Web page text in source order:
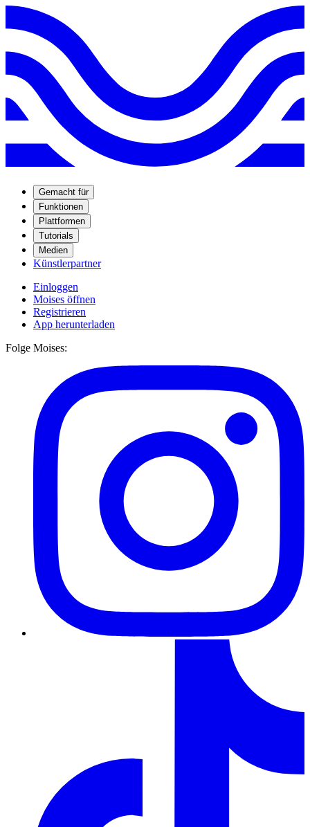
Gemacht für
Funktionen
Plattformen
Tutorials
Medien
Künstlerpartner
Einloggen
Moises öffnen
Registrieren
App herunterladen
Folge Moises: